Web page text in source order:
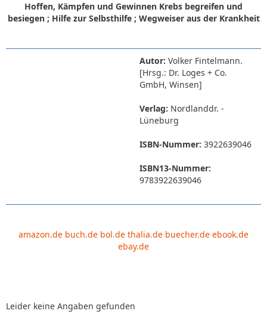
Hoffen, Kämpfen und Gewinnen Krebs begreifen und
besiegen ; Hilfe zur Selbsthilfe ; Wegweiser aus der Krankheit
Autor: Volker Fintelmann.
[Hrsg.: Dr. Loges + Co.
GmbH, Winsen]
Verlag: Nordlanddr. -
Lüneburg
ISBN-Nummer: 3922639046
ISBN13-Nummer:
9783922639046
amazon.de buch.de bol.de thalia.de buecher.de ebook.de
ebay.de
Leider keine Angaben gefunden